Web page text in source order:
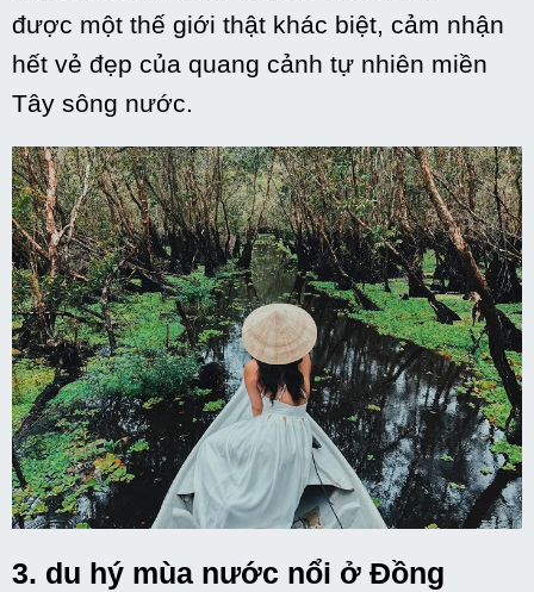
được một thế giới thật khác biệt, cảm nhận
hết vẻ đẹp của quang cảnh tự nhiên miền
Tây sông nước.
3. du hý mùa nước nổi ở Đồng